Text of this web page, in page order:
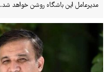
مدیرعامل این باشگاه روشن خواهد شد.